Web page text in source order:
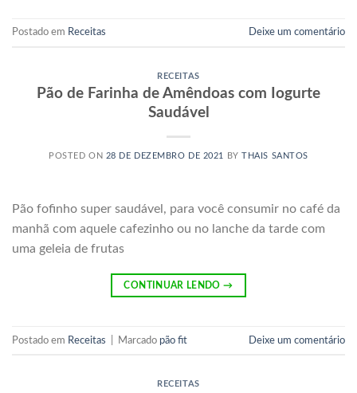
Postado em Receitas Deixe um comentário
RECEITAS
Pão de Farinha de Amêndoas com Iogurte
Saudável
POSTED ON 28 DE DEZEMBRO DE 2021 BYTHAIS SANTOS
Pão fofinho super saudável, para você consumir no café da
manhã com aquele cafezinho ou no lanche da tarde com
uma geleia de frutas
CONTINUAR LENDO→
Postado em Receitas Marcado pão fit Deixe um comentário
RECEITAS